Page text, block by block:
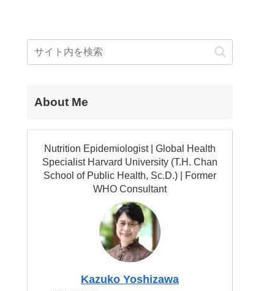
About Me
Nutrition Epidemiologist | Global Health
Specialist Harvard University (T.H. Chan
School of Public Health, Sc.D.) | Former
WHO Consultant
Kazuko Yoshizawa